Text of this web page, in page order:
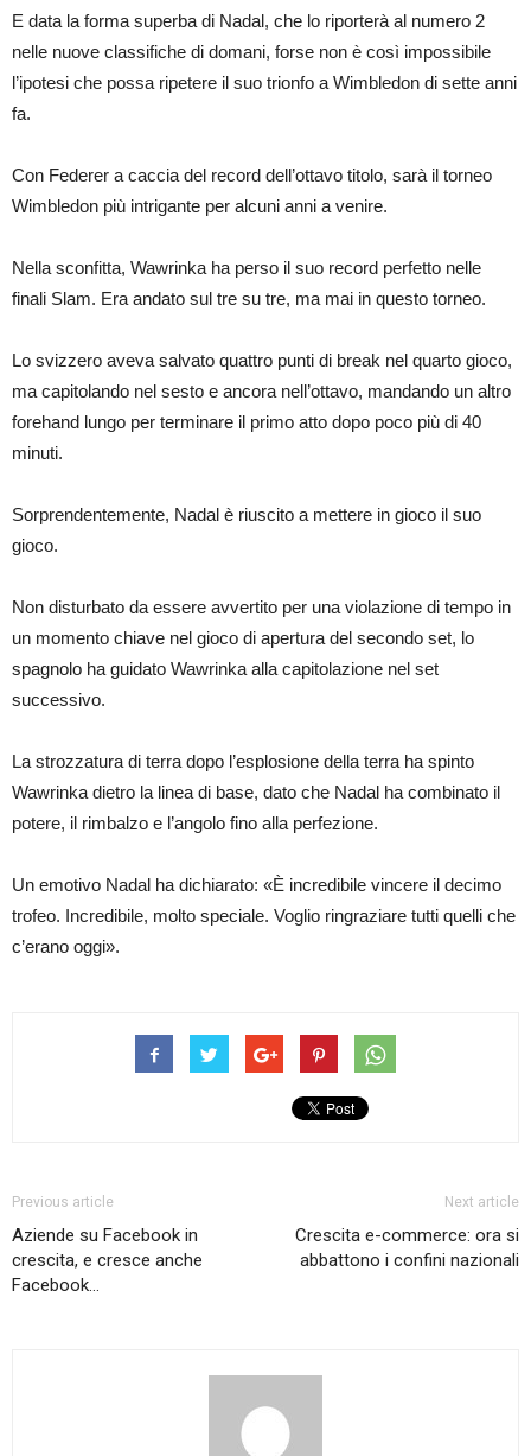
E data la forma superba di Nadal, che lo riporterà al numero 2
nelle nuove classifiche di domani, forse non è così impossibile
l’ipotesi che possa ripetere il suo trionfo a Wimbledon di sette anni
fa.
Con Federer a caccia del record dell’ottavo titolo, sarà il torneo
Wimbledon più intrigante per alcuni anni a venire.
Nella sconfitta, Wawrinka ha perso il suo record perfetto nelle
finali Slam. Era andato sul tre su tre, ma mai in questo torneo.
Lo svizzero aveva salvato quattro punti di break nel quarto gioco,
ma capitolando nel sesto e ancora nell’ottavo, mandando un altro
forehand lungo per terminare il primo atto dopo poco più di 40
minuti.
Sorprendentemente, Nadal è riuscito a mettere in gioco il suo
gioco.
Non disturbato da essere avvertito per una violazione di tempo in
un momento chiave nel gioco di apertura del secondo set, lo
spagnolo ha guidato Wawrinka alla capitolazione nel set
successivo.
La strozzatura di terra dopo l’esplosione della terra ha spinto
Wawrinka dietro la linea di base, dato che Nadal ha combinato il
potere, il rimbalzo e l’angolo fino alla perfezione.
Un emotivo Nadal ha dichiarato: «È incredibile vincere il decimo
trofeo. Incredibile, molto speciale. Voglio ringraziare tutti quelli che
c’erano oggi».
Previous article
Aziende su Facebook in
crescita, e cresce anche
Facebook…
Next article
Crescita e-commerce: ora si
abbattono i confini nazionali